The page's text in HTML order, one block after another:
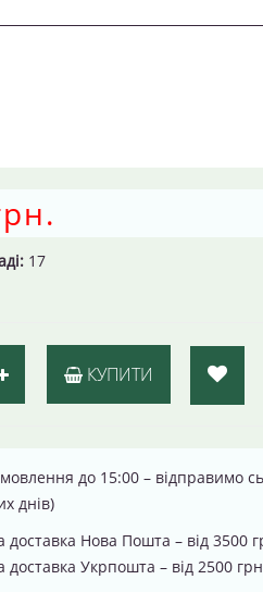
17
КУПИТИ
до 15:00 – відправимо
днів)
доставка Нова Пошта – від 3500
доставка Укрпошта – від 2500 грн